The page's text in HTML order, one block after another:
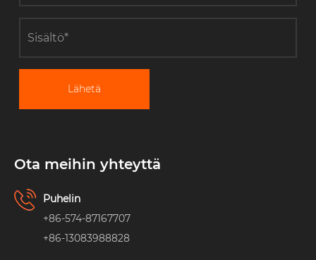
Lähetä
Ota meihin yhteyttä
Puhelin
+86-574-87167707
+86-13083988828